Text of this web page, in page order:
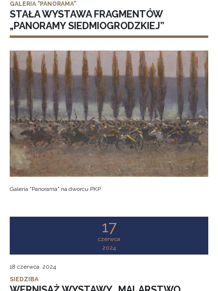
GALERIA "PANORAMA"
STAŁA WYSTAWA FRAGMENTÓW
„PANORAMY SIEDMIOGRODZKIEJ”
Galeria "Panorama" na dworcu PKP
17
czerwca
2024
18 czerwca, 2024
SIEDZIBA